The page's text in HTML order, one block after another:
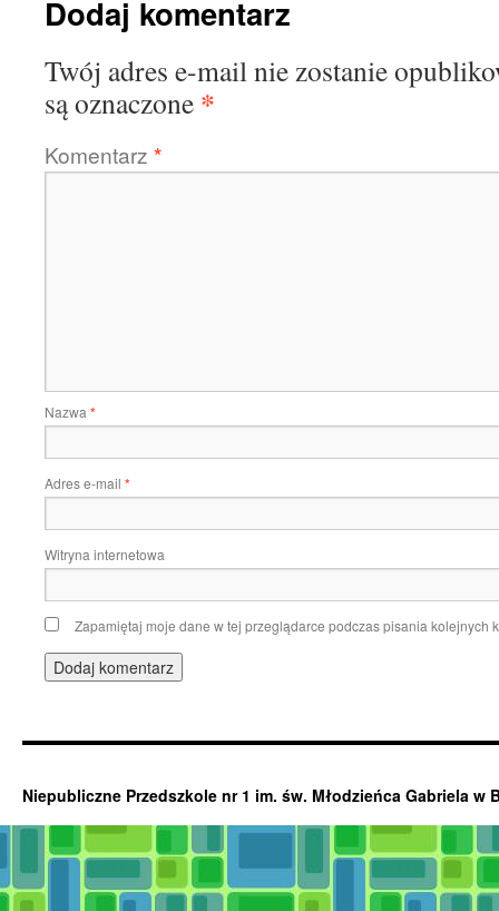
Dodaj komentarz
Twój adres e-mail nie zostanie
są oznaczone *
Komentarz *
Nazwa *
Adres e-mail *
Witryna internetowa
Zapamiętaj moje dane w tej przeglądarce podczas pisania kolejnych
Niepubliczne Przedszkole nr 1 im. św. Młodzieńca Gabriela w